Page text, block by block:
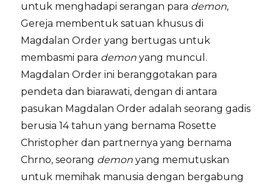
untuk menghadapi serangan para demon,
Gereja membentuk satuan khusus di
Magdalan Order yang bertugas untuk
membasmi para demonyang muncul.
Magdalan Order ini beranggotakan para
pendeta dan biarawati, dengan di antara
pasukan Magdalan Order adalah seorang gadis
berusia 14 tahun yang bernama Rosette
Christopher dan partnernya yang bernama
Chrno, seorang demonyang memutuskan
untuk memihak manusia dengan bergabung